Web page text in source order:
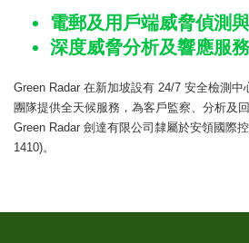
電郵及用戶端威脅偵測
深度威脅分析及響應服務
Green Radar 在新加坡設有 24/7 安全檢測中
團隊提供全天候服務，為客戶監察、分析及
Green Radar 劍達有限公司隸屬於安領國際
1410)。